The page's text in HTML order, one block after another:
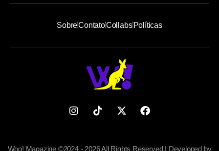
SobreContatoCollabsPolíticas
Woo! Magazine ©2024 - 2026 All Rights Reserved | Developed by